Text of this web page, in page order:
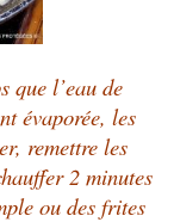
que l’eau de
évaporée, les
remettre les
2 minutes
ou des frites